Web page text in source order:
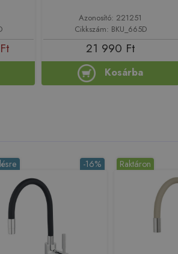
Azonosító: 221251
Cikkszám: BKU_665D
21 990 Ft
Kosárba
-16% Raktáron